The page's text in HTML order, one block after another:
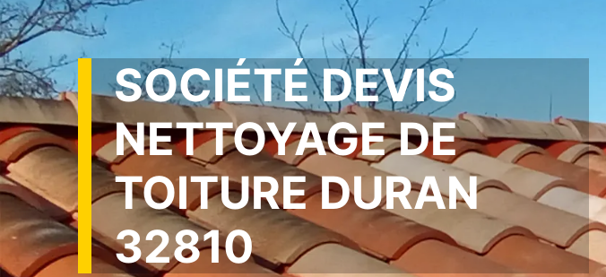
SOCIÉTÉ DEVIS
NETTOYAGE DE
TOITURE DURAN
32810